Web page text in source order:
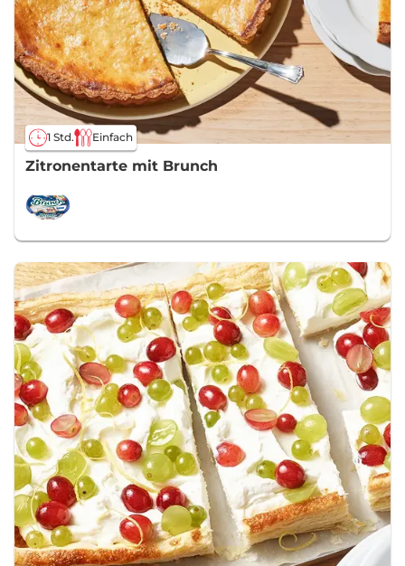
1 Std. Einfach
Zitronentarte mit Brunch